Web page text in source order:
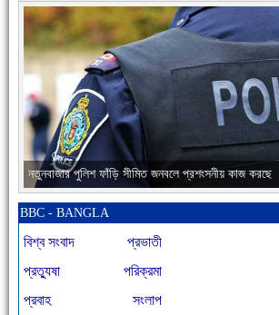
নতুনবাজার পুলিশ ফাঁড়ি সীমিত জনবলে প্রশংসনীয় কাজ করছে
BBC - BANGLA
বিশ্ব সংবাদ
প্রভাতী
প্রত্যুষা
পরিক্রমা
প্রবাহ
সংলাপ